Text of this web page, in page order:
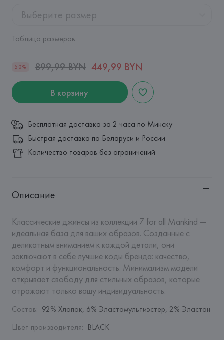
Выберите размер
Таблица размеров
50% 899,99 BYN 449,99 BYN
В корзину
Бесплатная доставка за 2 часа по Минску
Быстрая доставка по Беларуси и России
Количество товаров без ограничений
Описание
Классические джинсы из коллекции 7 for all Mankind —
идеальная база для ваших образов. Созданные с
деликатным вниманием к каждой детали, они
заключают в себе лучшие коды бренда: качество,
комфорт и функциональность. Минимализм модели
открывает свободу для стильных образов, которые
отражают только вашу индивидуальность.
Состав: 92% Хлопок, 6% Эластомультиэстер, 2% Эластан
Цвет производителя: BLACK